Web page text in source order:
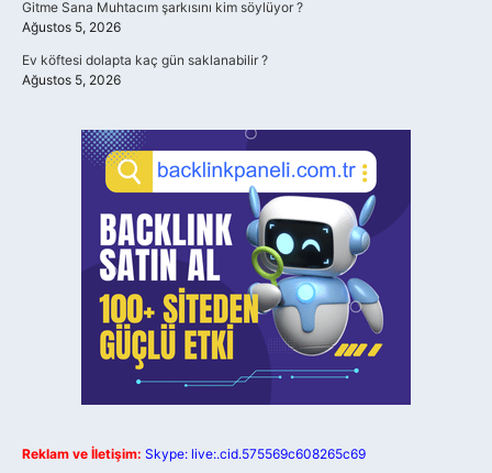
Gitme Sana Muhtacım şarkısını kim söylüyor ?
Ağustos 5, 2026
Ev köftesi dolapta kaç gün saklanabilir ?
Ağustos 5, 2026
Reklam ve İletişim: Skype: live:.cid.575569c608265c69